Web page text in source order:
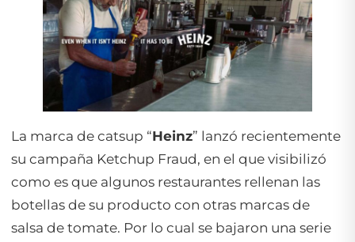
La marca de catsup “Heinz” lanzó recientemente
su campaña Ketchup Fraud, en el que visibilizó
como es que algunos restaurantes rellenan las
botellas de su producto con otras marcas de
salsa de tomate. Por lo cual se bajaron una serie